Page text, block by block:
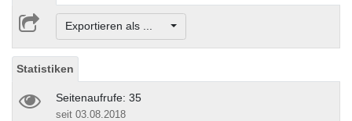
Exportieren als ...
Statistiken
Seitenaufrufe: 35
seit 03.08.2018